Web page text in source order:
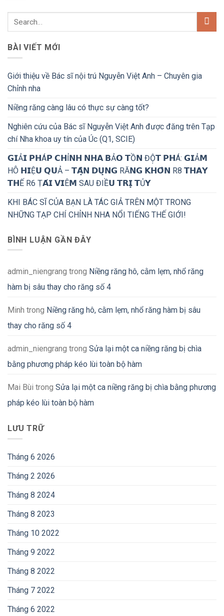
BÀI VIẾT MỚI
Giới thiệu về Bác sĩ nội trú Nguyễn Việt Anh – Chuyên gia
Chỉnh nha
Niềng răng càng lâu có thực sự càng tốt?
Nghiên cứu của Bác sĩ Nguyễn Việt Anh được đăng trên Tạp
chí Nha khoa uy tín của Úc (Q1, SCIE)
𝗚𝗜Ả𝗜 𝗣𝗛Á𝗣 𝗖𝗛Ỉ𝗡𝗛 𝗡𝗛𝗔 𝗕Ả𝗢 𝗧Ồ𝗡 ĐỘ̣𝗧 𝗣𝗛Á: 𝗚𝗜Ả𝗠
HÔ 𝗛𝗜Ệ𝗨 𝗤𝗨Ả – 𝗧𝗔̣̂𝗡 𝗗𝗨̣𝗡𝗚 RĂ𝗡𝗚 𝗞𝗛𝗢̂𝗡 R8 𝗧𝗛𝗔𝗬
𝗧𝗛Ế R6 Ṭ𝗔́𝗜 𝗩𝗜Ê𝗠 SAU ĐIỀ𝗨 𝗧𝗥𝗜̣ 𝗧Ủ𝗬
KHI BÁC SĨ CỦA BẠN LÀ TÁC GIẢ TRÊN MỘT TRONG
NHỮNG TẠP CHÍ CHỈNH NHA NỔI TIẾNG THẾ GIỚI!
BÌNH LUẬN GẦN ĐÂY
admin_niengrang trong Niềng răng hô, cằm lẹm, nhổ răng
hàm bị sâu thay cho răng số 4
Minh trong Niềng răng hô, cằm lẹm, nhổ răng hàm bị sâu
thay cho răng số 4
admin_niengrang trong Sửa lại một ca niềng răng bị chìa
bằng phương pháp kéo lùi toàn bộ hàm
Mai Bùi trong Sửa lại một ca niềng răng bị chìa bằng phương
pháp kéo lùi toàn bộ hàm
LƯU TRỮ
Tháng 6 2026
Tháng 2 2026
Tháng 8 2024
Tháng 8 2023
Tháng 10 2022
Tháng 9 2022
Tháng 8 2022
Tháng 7 2022
Tháng 6 2022